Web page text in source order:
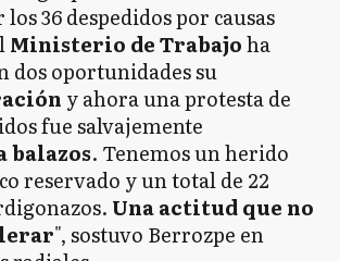
36 despedidos por causas
Ministerio de Trabajoha
dos oportunidades su
y ahora una protesta de
fue salvajemente
balazos. Tenemos un herido
reservado y un total de 22
Una actitud que no
", sostuvo Berrozpe en